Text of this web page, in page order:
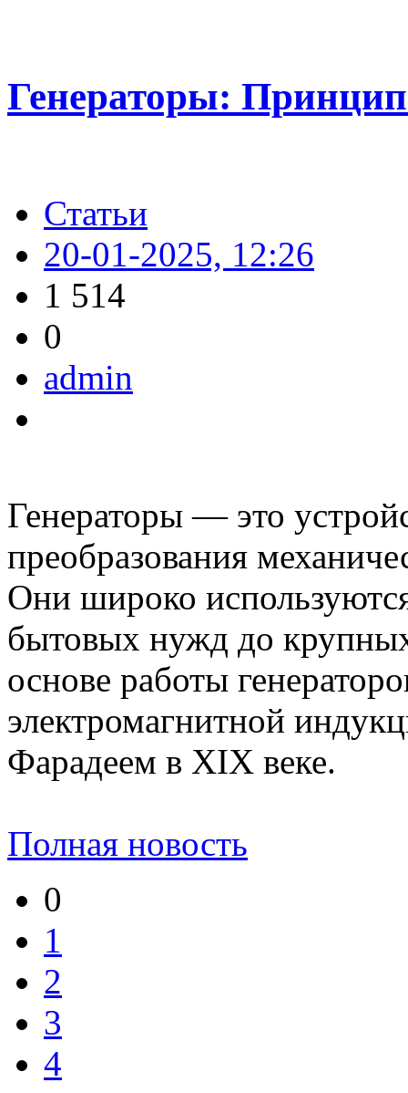
Генераторы:
Статьи
20-01-2025, 12:26
1 514
0
admin
Генераторы — это
преобразования
Они широко
бытовых нужд до
основе работы
электромагнитной
Фарадеем в XIX веке.
Полная новость
0
1
2
3
4